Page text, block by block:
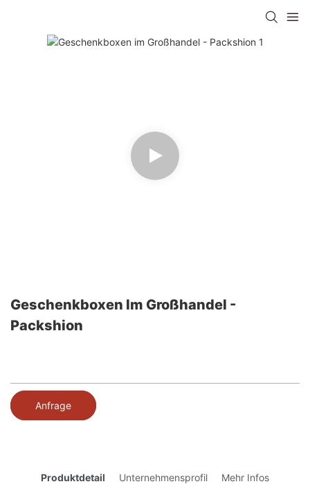
Geschenkboxen Im Großhandel -
Packshion
Anfrage
Produktdetail Unternehmensprofil
Mehr Infos